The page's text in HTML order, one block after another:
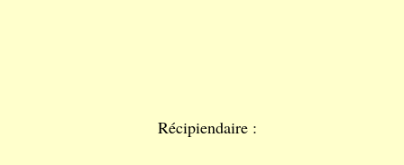
Récipiendaire :